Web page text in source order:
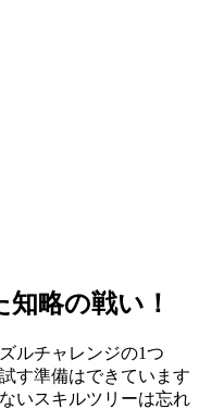
略の戦い！
ルチャレンジの1つ
す準備はできています
いスキルツリーは忘れ